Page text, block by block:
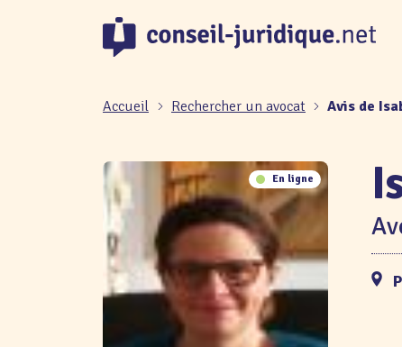
Accueil Rechercher un avocat Avis de
En ligne